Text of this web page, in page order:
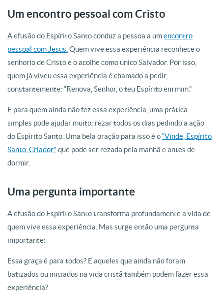
Um encontro pessoal com Cristo
A efusão do Espírito Santo conduz a pessoa a umencontro
pessoal com Jesus. Quem vive essa experiência reconhece o
senhorio de Cristo e o acolhe como único Salvador. Por isso,
quem já viveu essa experiência é chamado a pedir
constantemente: “Renova, Senhor, o teu Espírito em mim.”
E para quem ainda não fez essa experiência, uma prática
simples pode ajudar muito: rezar todos os dias pedindo a ação
do Espírito Santo. Uma bela oração para isso é o“Vinde, Espírito
Santo, Criador”, que pode ser rezada pela manhã e antes de
dormir.
Uma pergunta importante
A efusão do Espírito Santo transforma profundamente a vida de
quem vive essa experiência. Mas surge então uma pergunta
importante:
Essa graça é para todos? E aqueles que ainda não foram
batizados ou iniciados na vida cristã também podem fazer essa
experiência?